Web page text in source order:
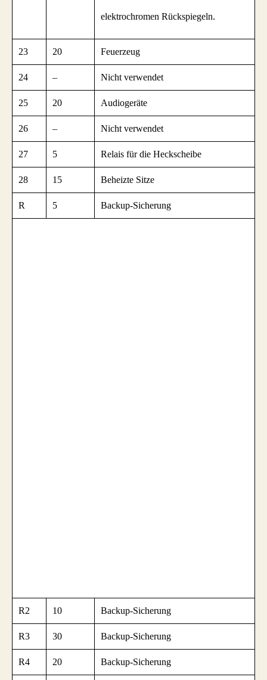
elektrochromen Rückspiegeln.
23 20 Feuerzeug
24 – Nicht verwendet
25 20 Audiogeräte
26 – Nicht verwendet
27 5 Relais für die Heckscheibe
28 15 Beheizte Sitze
R 5 Backup-Sicherung
R2 10 Backup-Sicherung
R3 30 Backup-Sicherung
R4 20 Backup-Sicherung